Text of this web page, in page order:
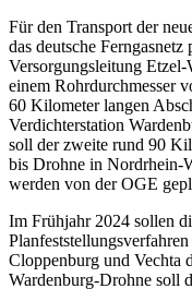
Für den Transport der
das deutsche
Versorgungsleitung
einem Rohrdurchmesser
60 Kilometer langen
Verdichterstation
soll der zweite rund 90
bis Drohne in Nordrhein-
werden von der OGE
Im Frühjahr 2024 sollen
Cloppenburg und Vechta
Wardenburg-Drohne soll